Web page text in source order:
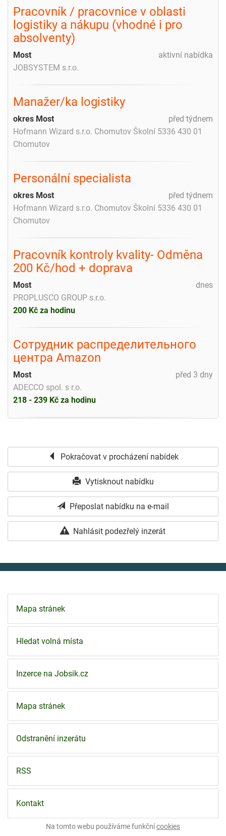
Pracovník / pracovnice v oblasti
logistiky a nákupu (vhodné i pro
absolventy)
aktivní nabídka
Most
JOBSYSTEM s.r.o.
Manažer/ka logistiky
před týdnem
okres Most
Hofmann Wizard s.r.o. Chomutov Školní 5336 430 01
Chomutov
Personální specialista
před týdnem
okres Most
Hofmann Wizard s.r.o. Chomutov Školní 5336 430 01
Chomutov
Pracovník kontroly kvality- Odměna
200 Kč/hod + doprava
dnes
Most
PROPLUSCO GROUP s.r.o.
200 Kč za hodinu
Сотрудник распределительного
центра Amazon
před 3 dny
Most
ADECCO spol. s r.o.
218 - 239 Kč za hodinu
Pokračovat v procházení nabídek
Vytisknout nabídku
Přeposlat nabídku na e-mail
Nahlásit podezřelý inzerát
Mapa stránek
Hledat volná místa
Inzerce na Jobsik.cz
Mapa stránek
Odstranění inzerátu
RSS
Kontakt
Na tomto webu používáme funkčnícookies